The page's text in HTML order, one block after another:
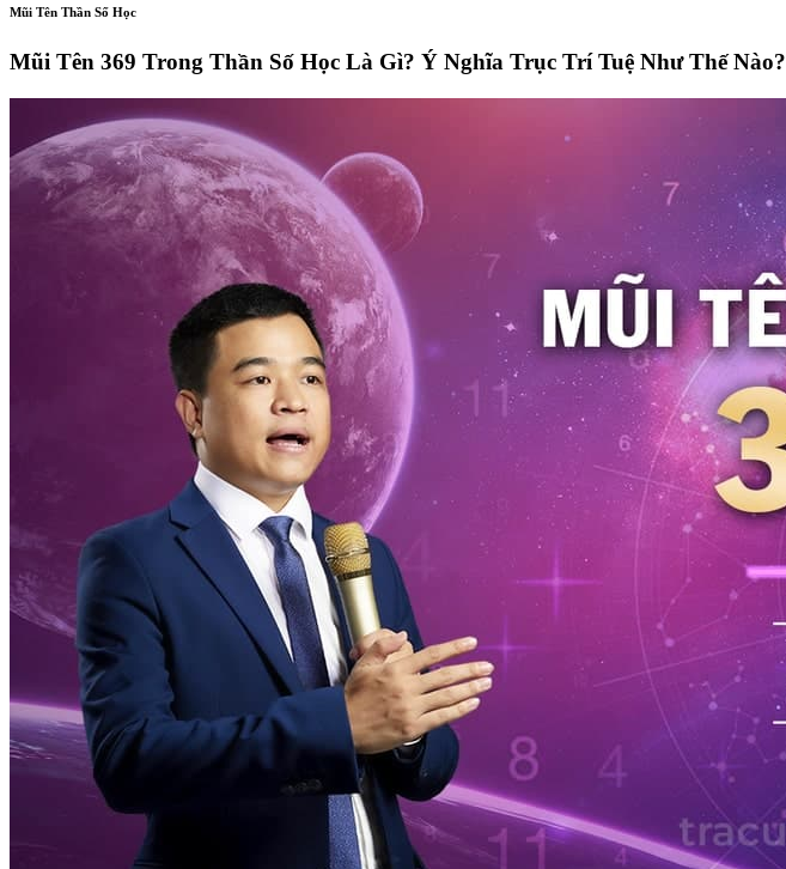
Mũi Tên Thần Số Học
Mũi Tên 369 Trong Thần Số Học Là Gì? Ý Nghĩa Trục Trí Tuệ Như Thế Nào?